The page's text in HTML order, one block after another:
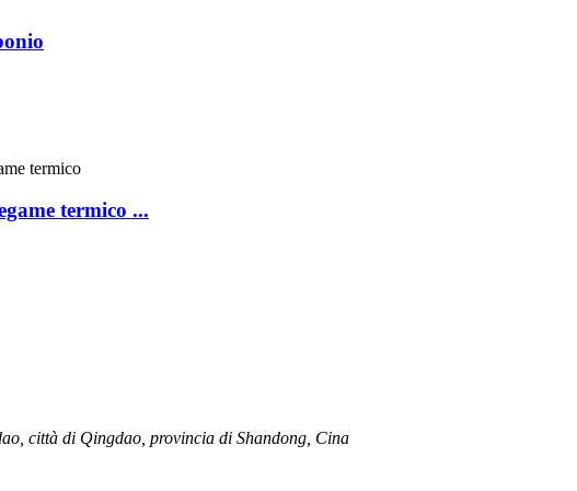
termico ...
città di Qingdao, provincia di Shandong, Cina